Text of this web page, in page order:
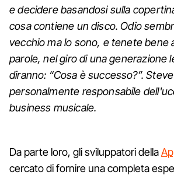
e decidere basandosi sulla
cosa contiene un disco. Odio
vecchio ma lo sono, e tenete bene
parole, nel giro di una generazione
diranno: “Cosa è successo?”.
personalmente responsabile
business musicale.
Da parte loro, gli sviluppatori della
cercato di fornire una completa